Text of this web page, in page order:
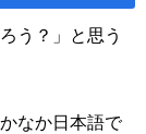
う？」と思う
なか日本語で